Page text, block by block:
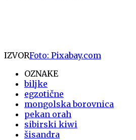
IZVORFoto: Pixabay.com
OZNAKE
biljke
egzotične
mongolska borovnica
pekan orah
sibirski kiwi
šisandra